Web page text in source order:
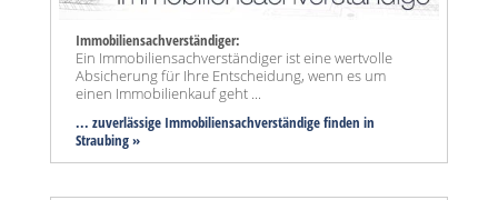
Immobiliensachverständiger:
Ein Immobiliensachverständiger ist eine wertvolle
Absicherung für Ihre Entscheidung, wenn es um
einen Immobilienkauf geht ...
... zuverlässige Immobiliensachverständige finden in
Straubing »